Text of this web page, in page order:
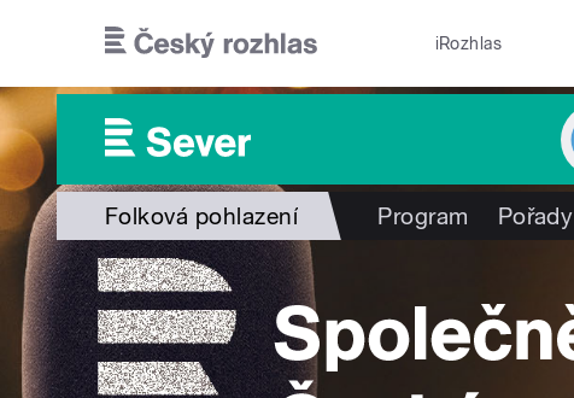
iRozhlas
Folková pohlazení Program Pořady